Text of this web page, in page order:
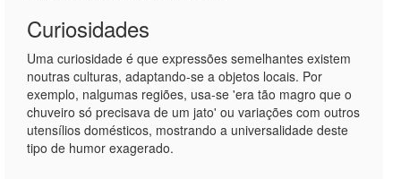
Curiosidades
Uma curiosidade é que expressões semelhantes existem
noutras culturas, adaptando-se a objetos locais. Por
exemplo, nalgumas regiões, usa-se 'era tão magro que o
chuveiro só precisava de um jato' ou variações com outros
utensílios domésticos, mostrando a universalidade deste
tipo de humor exagerado.